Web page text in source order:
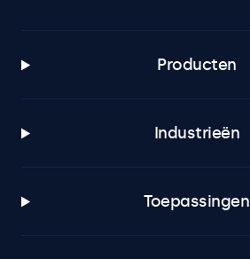
Producten
Industrieën
Toepassingen